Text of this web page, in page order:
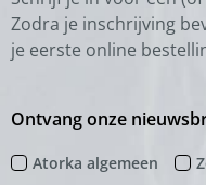
Zodra je inschrijving
je eerste online
Ontvang onze
Atorka algemeen